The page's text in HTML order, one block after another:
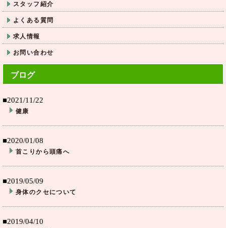
スタッフ紹介
よくある質問
求人情報
お問い合わせ
ブログ
■2021/11/22
健康
■2020/01/08
首こりから頭痛へ
■2019/05/09
身体のクセについて
■2019/04/10